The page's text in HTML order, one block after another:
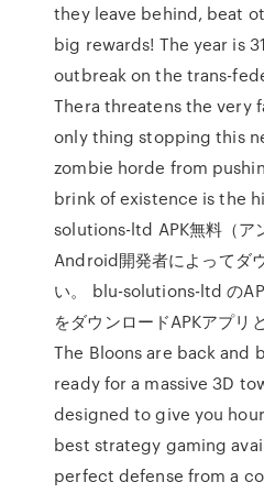
they leave behind, beat
big rewards! The year is
outbreak on the trans-
Thera threatens the very
only thing stopping this
zombie horde from
brink of existence is the
solutions-ltd APK無料（ア
Android開発者によってダ
い。 blu-solutions-ltd の
をダウンロードAPKアプリ
The Bloons are back and
ready for a massive 3D
designed to give you
best strategy gaming
perfect defense from a